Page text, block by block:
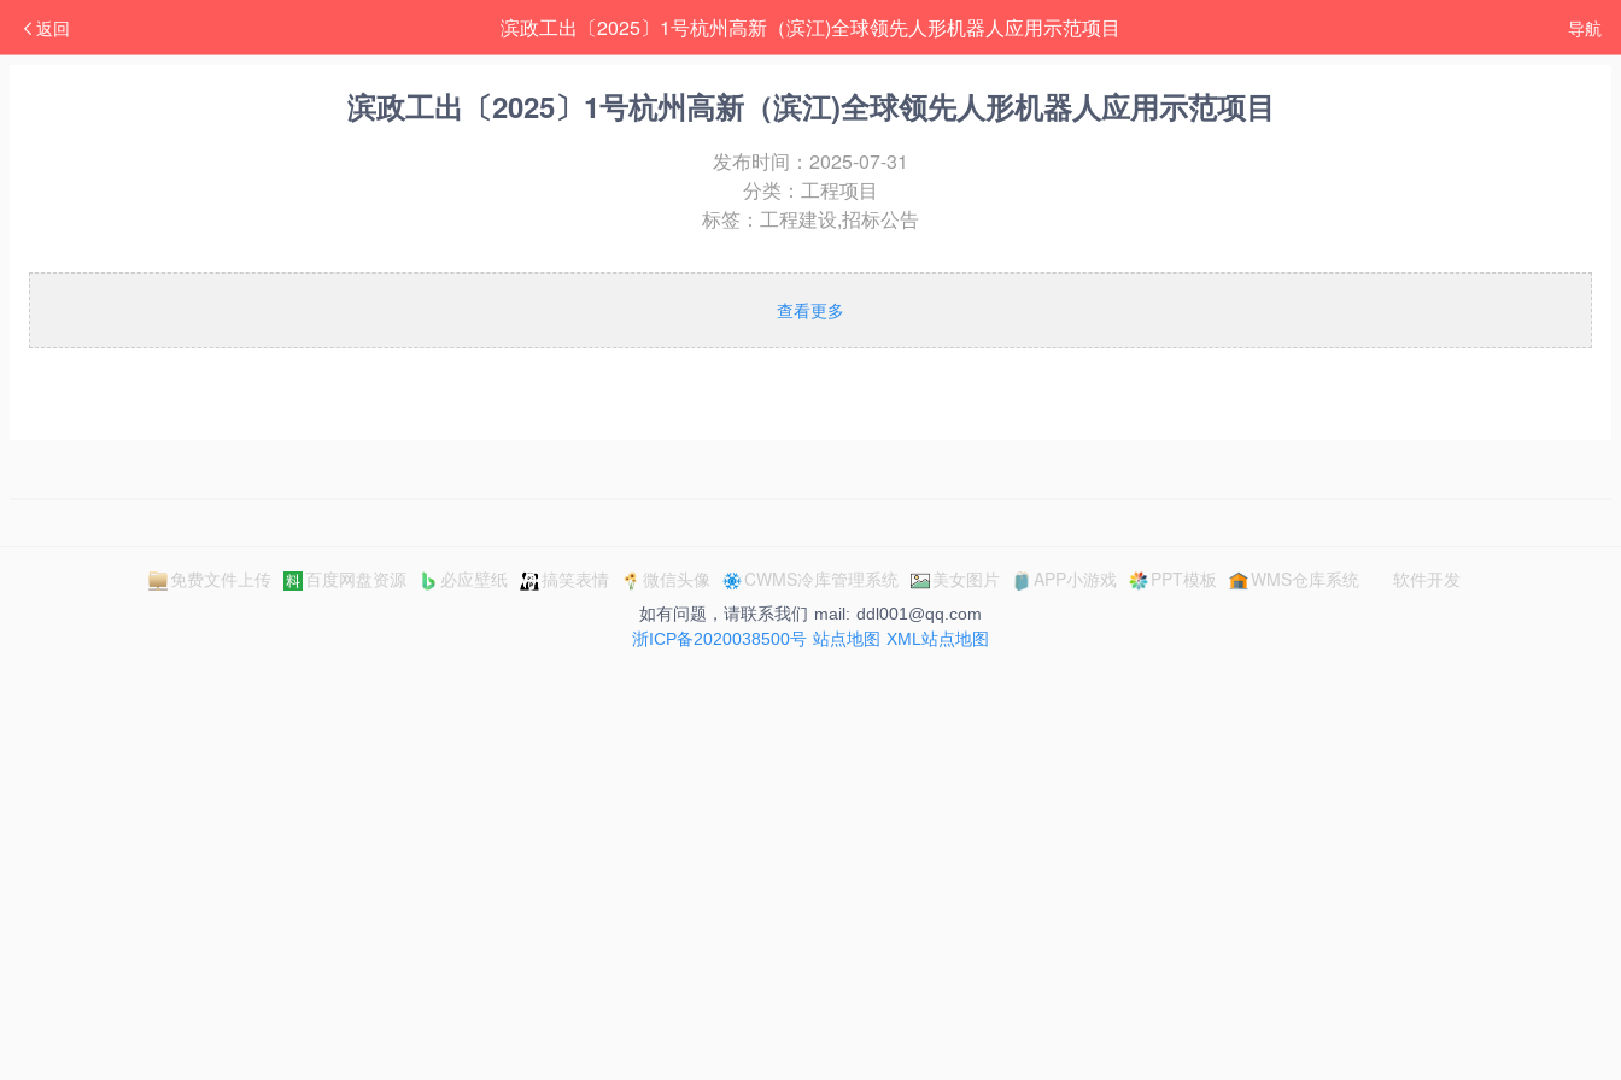
返回 滨政工出〔2025〕1号杭州高新（滨江)全球领先人形机器人应用示范项目 导航
滨政工出〔2025〕1号杭州高新（滨江)全球领先人形机器人应用示范项目
发布时间： 2025-07-31
分类：工程项目
标签：工程建设,招标公告
查看更多
免费文件上传 百度网盘资源 必应壁纸 搞笑表情 微信头像 CWMS冷库管理系统 美女图片 APP小游戏 PPT模板 WMS仓库系统 软件开发
如有问题，请联系我们 mail: ddl001@qq.com
浙ICP备2020038500号 站点地图 XML站点地图